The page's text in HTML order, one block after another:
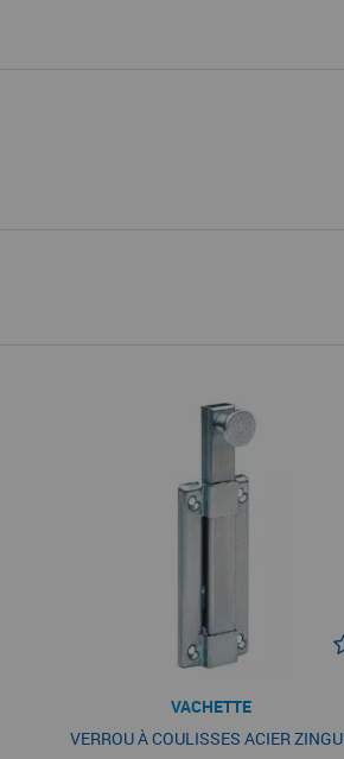
VACHETTE
VERROU À COULISSES ACIER